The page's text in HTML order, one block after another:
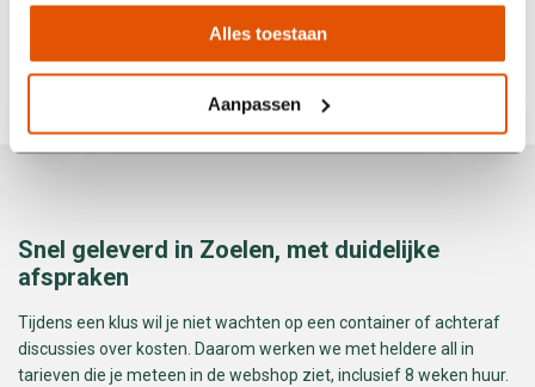
Alles toestaan
Aanpassen
Snel geleverd in Zoelen, met duidelijke
afspraken
Tijdens een klus wil je niet wachten op een container of achteraf
discussies over kosten. Daarom werken we met heldere all in
tarieven die je meteen in de webshop ziet, inclusief 8 weken huur.